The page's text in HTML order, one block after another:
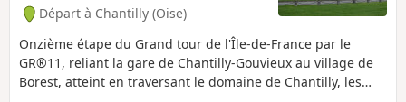
Départ à Chantilly (Oise)
Onzième étape du Grand tour de l'Île-de-France par le
GR®11, reliant la gare de Chantilly-Gouvieux au village de
Borest, atteint en traversant le domaine de Chantilly, les